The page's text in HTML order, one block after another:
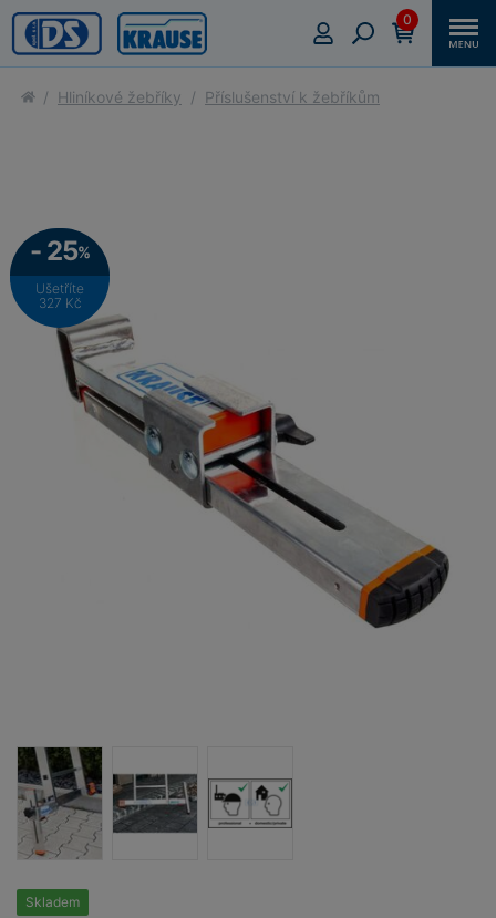
0
Hliníkové žebříky Příslušenství k žebříkům
- 25%
Ušetříte
327 Kč
Skladem